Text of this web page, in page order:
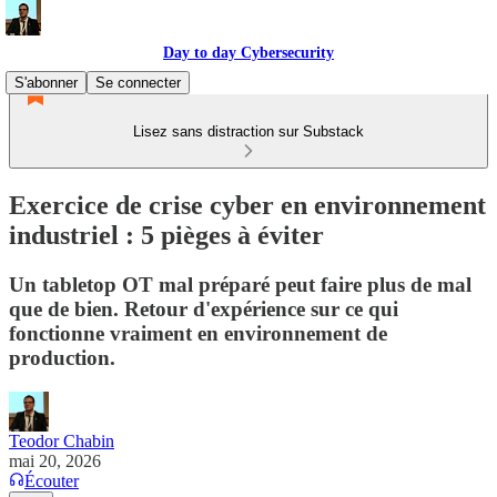
Day to day Cybersecurity
S'abonner
Se connecter
Lisez sans distraction sur Substack
Exercice de crise cyber en environnement
industriel : 5 pièges à éviter
Un tabletop OT mal préparé peut faire plus de mal
que de bien. Retour d'expérience sur ce qui
fonctionne vraiment en environnement de
production.
Teodor Chabin
mai 20, 2026
Écouter